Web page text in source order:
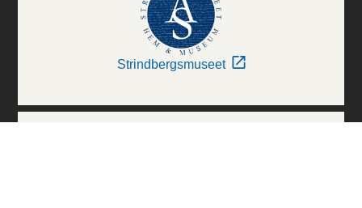
Strindbergsmuseet